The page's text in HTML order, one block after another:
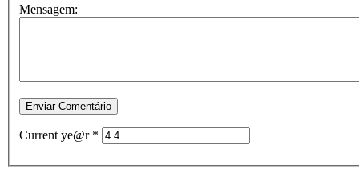
Mensagem:
Current ye@r *